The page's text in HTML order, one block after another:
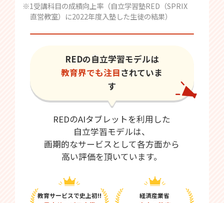
※1受講科目の成績向上率（自立学習塾RED（SPRIX
直営教室）に2022年度入塾した生徒の結果）
REDの自立学習モデルは
教育界でも注目されていま
す
REDのAIタブレットを利用した
自立学習モデルは、
画期的なサービスとして各方面から
高い評価を頂いています。
教育サービスで史上初!! 経済産業省